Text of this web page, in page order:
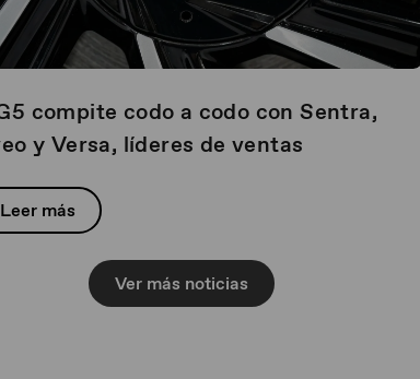
compite codo a codo con Sentra,
y Versa, líderes de ventas
Leer más
Ver más noticias